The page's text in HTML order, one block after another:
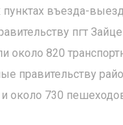
въезда-
пгт
820
правительству
около 730